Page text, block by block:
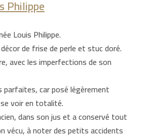
Philippe
Louis Philippe.
de frise de perle et stuc doré.
avec les imperfections de son
parfaites, car posé légèrement
voir en totalité.
dans son jus et a conservé tout
vécu, à noter des petits accidents